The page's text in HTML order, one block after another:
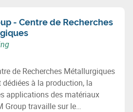
- Centre de Recherches
de Recherches Métallurgiques
à la production, la
applications des matériaux
Group travaille sur le